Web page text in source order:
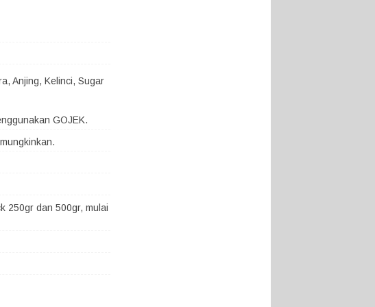
Anjing, Kelinci, Sugar
GOJEK.
250gr dan 500gr, mulai